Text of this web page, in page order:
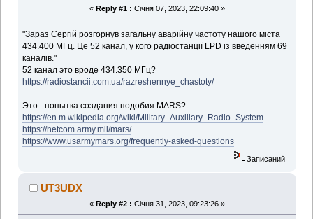
« Reply #1 : Січня 07, 2023, 22:09:40 »
"Зараз Сергій розгорнув загальну аварійну частоту нашого міста
434.400 МГц. Це 52 канал, у кого радіостанції LPD із введенням 69
каналів."
52 канал это вроде 434.350 МГц?
https://radiostancii.com.ua/razreshennye_chastoty/
Это - попытка создания подобия MARS?
https://en.m.wikipedia.org/wiki/Military_Auxiliary_Radio_System
https://netcom.army.mil/mars/
https://www.usarmymars.org/frequently-asked-questions
Записаний
UT3UDX
« Reply #2 : Січня 31, 2023, 09:23:26 »